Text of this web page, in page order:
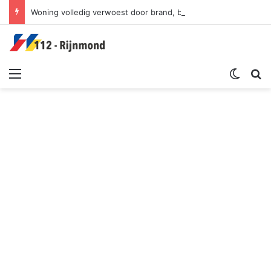
Menu Switch